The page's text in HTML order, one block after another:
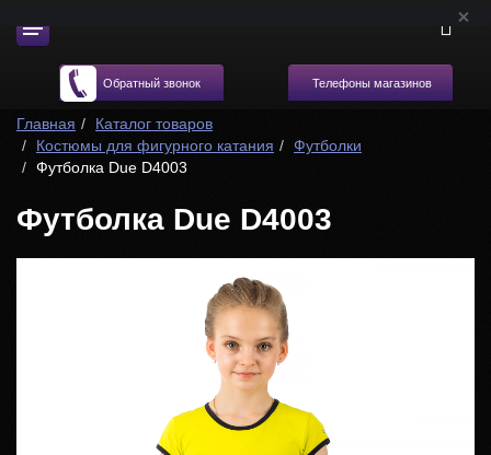
Обратный звонок Телефоны магазинов
Главная
Каталог товаров
Костюмы для фигурного катания
Футболки
Футболка Due D4003
Футболка Due D4003